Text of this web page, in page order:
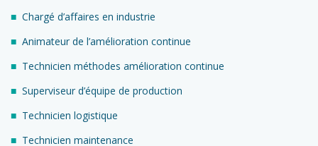
Chargé d’affaires en industrie
Animateur de l’amélioration continue
Technicien méthodes amélioration continue
Superviseur d’équipe de production
Technicien logistique
Technicien maintenance